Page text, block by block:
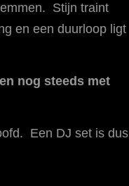
Stijn traint
en een duurloop ligt
nog steeds met
Een DJ set is dus